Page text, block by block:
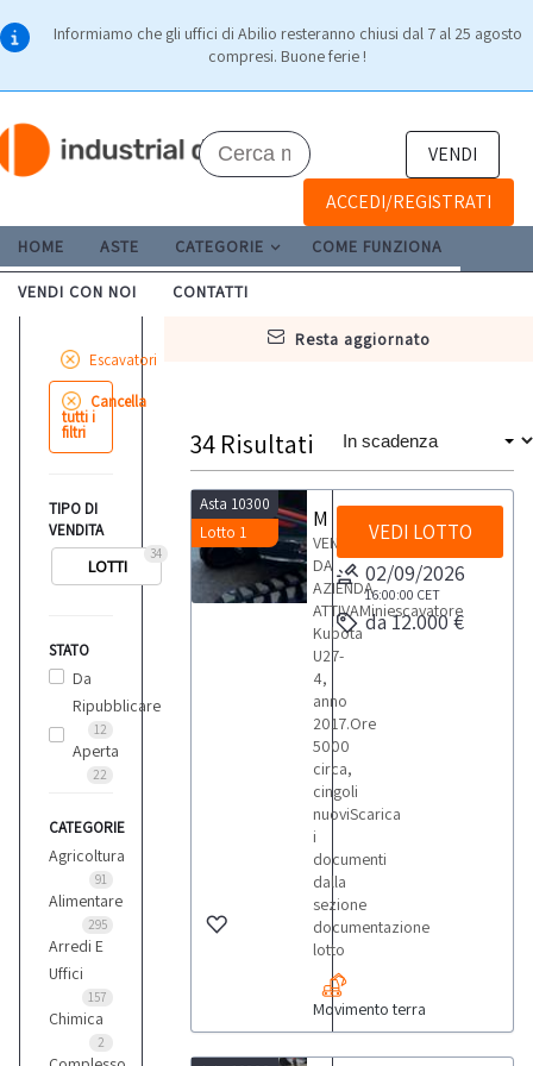
Informiamo che gli uffici di Abilio resteranno chiusi dal 7 al 25 agosto
compresi. Buone ferie !
VENDI
ACCEDI/REGISTRATI
HOME ASTE CATEGORIE COME FUNZIONA
VENDI CON NOI CONTATTI
resta aggiornato
Escavatori
Cancella
tutti i
filtri
TIPO DI
VENDITA
34
LOTTI
STATO
Da
Ripubblicare
12
Aperta
22
CATEGORIE
Agricoltura
91
Alimentare
295
Arredi E
Uffici
157
Chimica
2
34 Risultati
Asta 10300
Lotto 1
VENDITA
DA
AZIENDA
ATTIVAMiniescavatore
Kubota
U27-
4,
anno
2017.Ore
5000
circa,
cingoli
nuoviScarica
i
documenti
dalla
sezione
documentazione
lotto
Movimento terra
VEDI LOTTO
02/09/2026
16:00:00 CET
da 12.000 €